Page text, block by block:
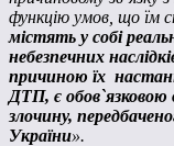
функцію умов, що їм
містять у собі
небезпечних
причиною їх
ДТП, є обов`язковою
злочину,
України».